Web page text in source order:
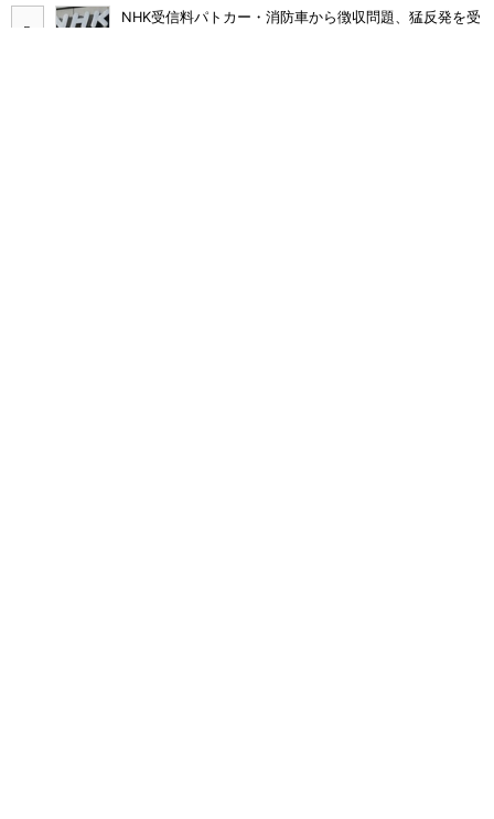
NHK受信料パトカー・消防車から徴収問題、猛反発を受